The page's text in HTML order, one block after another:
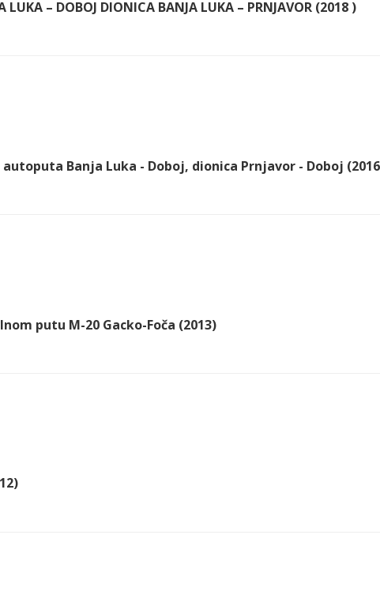
LUKA – DOBOJ DIONICA BANJA LUKA – PRNJAVOR (2018 )
Banja Luka - Doboj, dionica Prnjavor - Doboj
putu M-20 Gacko-Foča (2013)